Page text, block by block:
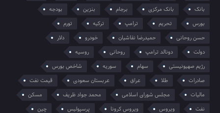
بانک
بانک مرکزی برجام بنزین
بودجه
بورس
تحریم ترامپ ترکیه
تورم
حسن روحانی
حمیدرضا نقاشیان خودرو
دلار
دولت
دونالد ترامپ روحانی
روسیه
رژیم صهیونیستی
سهام سوریه
شاخص بورس
صادرات
طلا عراق عربستان سعودی
قیمت نفت
مالیات
مجلس شورای اسلامی محمد جواد ظریف
مسکن
نفت
ویروس ویروس کرونا پرسپولیس چین